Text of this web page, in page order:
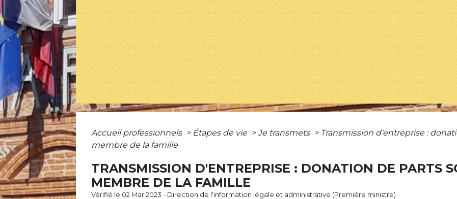
Accueil professionnels > Étapes de vie > Je transmets > Transmission d'entreprise :
membre de la famille
TRANSMISSION D'ENTREPRISE : DONATION DE PARTS
MEMBRE DE LA FAMILLE
Vérifié le 02 Mar 2023 - Direction de l'information légale et administrative (Première ministre)